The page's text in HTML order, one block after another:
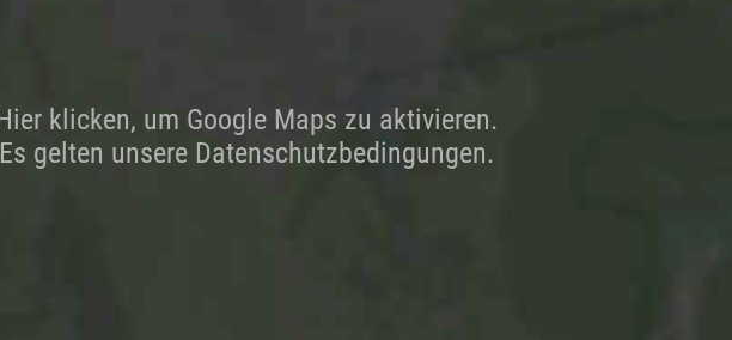
klicken, um Google Maps zu aktivieren.
Es gelten unsere Datenschutzbedingungen.